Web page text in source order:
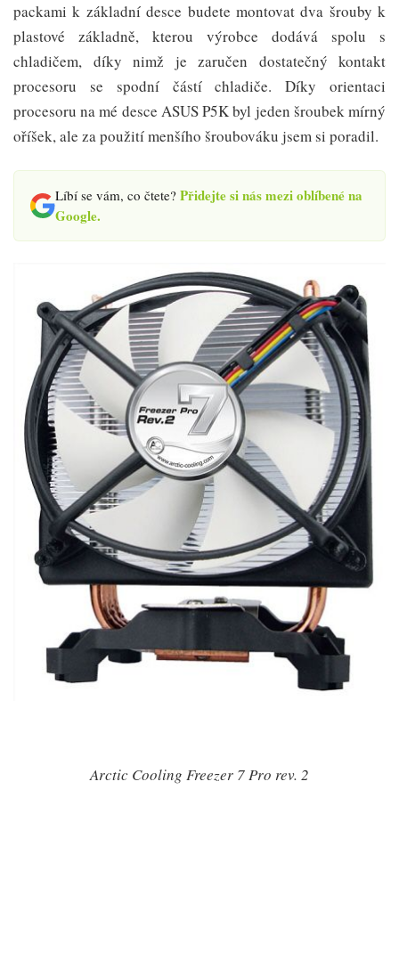
packami k základní desce budete montovat dva šrouby k
plastové základně, kterou výrobce dodává spolu s
chladičem, díky nimž je zaručen dostatečný kontakt
procesoru se spodní částí chladiče. Díky orientaci
procesoru na mé desce ASUS P5K byl jeden šroubek mírný
oříšek, ale za použití menšího šroubováku jsem si poradil.
Líbí se vám, co čtete? Přidejte si nás mezi oblíbené na
Google.
Arctic Cooling Freezer 7 Pro rev. 2